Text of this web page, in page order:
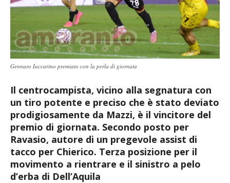
Gennaro Iaccarino premiato con la perla di giornata
Il centrocampista, vicino alla segnatura con
un tiro potente e preciso che è stato deviato
prodigiosamente da Mazzi, è il vincitore del
premio di giornata. Secondo posto per
Ravasio, autore di un pregevole assist di
tacco per Chierico. Terza posizione per il
movimento a rientrare e il sinistro a pelo
d’erba di Dell’Aquila